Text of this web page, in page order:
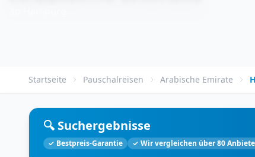
Startseite Pauschalreisen Arabische Emirate
🔍 Suchergebnisse
✓ Bestpreis-Garantie ✓ Wir vergleichen über 80